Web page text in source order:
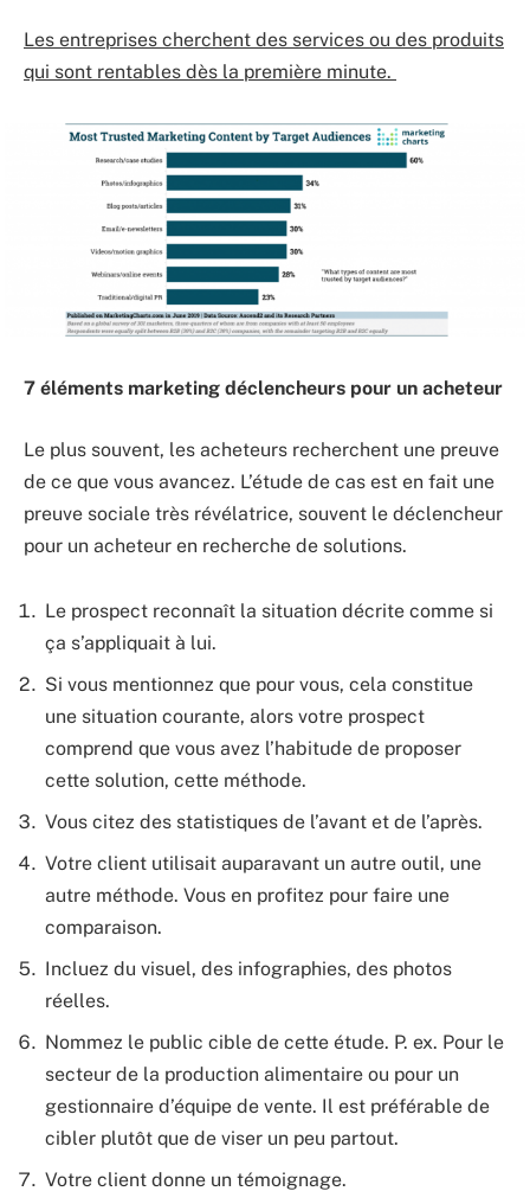
Les entreprises cherchent des services ou des produits
qui sont rentables dès la première minute.
7 éléments marketing déclencheurs pour un acheteur
Le plus souvent, les acheteurs recherchent une preuve
de ce que vous avancez. L’étude de cas est en fait une
preuve sociale très révélatrice, souvent le déclencheur
pour un acheteur en recherche de solutions.
Le prospect reconnaît la situation décrite comme si
ça s’appliquait à lui.
Si vous mentionnez que pour vous, cela constitue
une situation courante, alors votre prospect
comprend que vous avez l’habitude de proposer
cette solution, cette méthode.
Vous citez des statistiques de l’avant et de l’après.
Votre client utilisait auparavant un autre outil, une
autre méthode. Vous en profitez pour faire une
comparaison.
Incluez du visuel, des infographies, des photos
réelles.
Nommez le public cible de cette étude. P. ex. Pour le
secteur de la production alimentaire ou pour un
gestionnaire d’équipe de vente. Il est préférable de
cibler plutôt que de viser un peu partout.
Votre client donne un témoignage.